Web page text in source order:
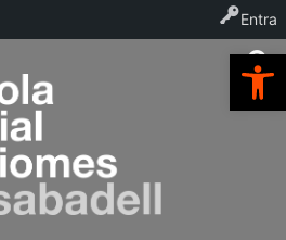
Entra